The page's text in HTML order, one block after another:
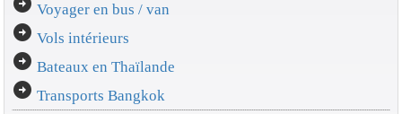
Voyager en bus / van
arrow_circle_right Vols intérieurs
arrow_circle_right Bateaux en Thaïlande
arrow_circle_right Transports Bangkok